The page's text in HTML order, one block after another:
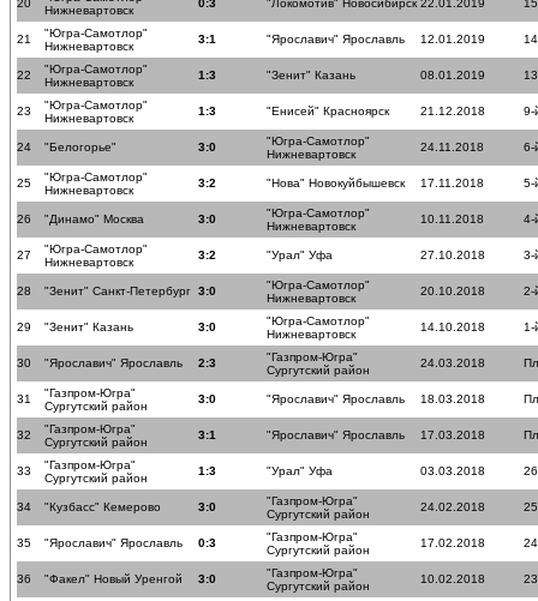
20
Нижневартовск
0:3 "Локомотив" Новосибирск 22.01.2019
21
"Югра-Самотлор"
Нижневартовск
3:1 "Ярославич" Ярославль 12.01.2019
22
"Югра-Самотлор"
Нижневартовск
1:3 "Зенит" Казань 08.01.2019
23
"Югра-Самотлор"
Нижневартовск
1:3 "Енисей" Красноярск 21.12.2018 9-
24 "Белогорье" 3:0
"Югра-Самотлор"
Нижневартовск
24.11.2018 6-
25
"Югра-Самотлор"
Нижневартовск
3:2 "Нова" Новокуйбышевск 17.11.2018 5-
26 "Динамо" Москва 3:0
"Югра-Самотлор"
Нижневартовск
10.11.2018 4-
27
"Югра-Самотлор"
Нижневартовск
3:2 "Урал" Уфа 27.10.2018 3-
28 "Зенит" Санкт-Петербург 3:0
"Югра-Самотлор"
Нижневартовск
20.10.2018 2-
29 "Зенит" Казань 3:0
"Югра-Самотлор"
Нижневартовск
14.10.2018 1-
30 "Ярославич" Ярославль 2:3
"Газпром-Югра"
Сургутский район
24.03.2018
31
"Газпром-Югра"
Сургутский район
3:0 "Ярославич" Ярославль 18.03.2018
32
"Газпром-Югра"
Сургутский район
3:1 "Ярославич" Ярославль 17.03.2018
33
"Газпром-Югра"
Сургутский район
1:3 "Урал" Уфа 03.03.2018
34 "Кузбасс" Кемерово 3:0
"Газпром-Югра"
Сургутский район
24.02.2018
35 "Ярославич" Ярославль 0:3
"Газпром-Югра"
Сургутский район
17.02.2018
36 "Факел" Новый Уренгой 3:0
"Газпром-Югра"
Сургутский район
10.02.2018